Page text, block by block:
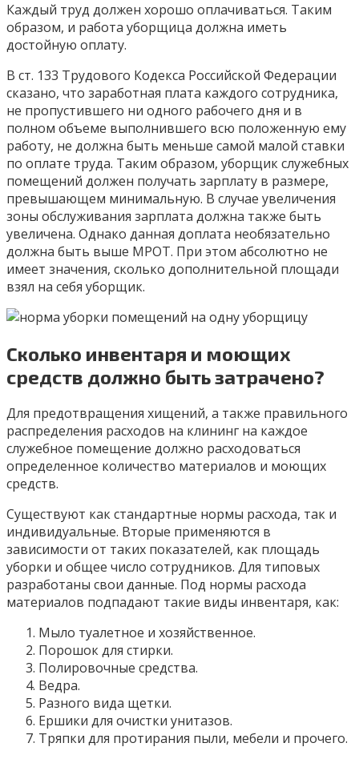
Каждый труд должен хорошо оплачиваться. Таким
образом, и работа уборщица должна иметь
достойную оплату.
В ст. 133 Трудового Кодекса Российской Федерации
сказано, что заработная плата каждого сотрудника,
не пропустившего ни одного рабочего дня и в
полном объеме выполнившего всю положенную ему
работу, не должна быть меньше самой малой ставки
по оплате труда. Таким образом, уборщик служебных
помещений должен получать зарплату в размере,
превышающем минимальную. В случае увеличения
зоны обслуживания зарплата должна также быть
увеличена. Однако данная доплата необязательно
должна быть выше МРОТ. При этом абсолютно не
имеет значения, сколько дополнительной площади
взял на себя уборщик.
Сколько инвентаря и моющих
средств должно быть затрачено?
Для предотвращения хищений, а также правильного
распределения расходов на клининг на каждое
служебное помещение должно расходоваться
определенное количество материалов и моющих
средств.
Существуют как стандартные нормы расхода, так и
индивидуальные. Вторые применяются в
зависимости от таких показателей, как площадь
уборки и общее число сотрудников. Для типовых
разработаны свои данные. Под нормы расхода
материалов подпадают такие виды инвентаря, как:
Мыло туалетное и хозяйственное.
Порошок для стирки.
Полировочные средства.
Ведра.
Разного вида щетки.
Ершики для очистки унитазов.
Тряпки для протирания пыли, мебели и прочего.